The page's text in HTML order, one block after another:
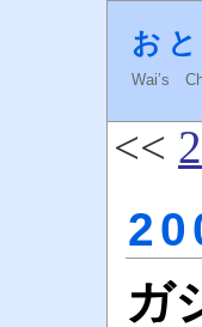
お
Wai’s
<<
ガ